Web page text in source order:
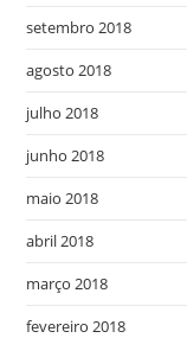
setembro 2018
agosto 2018
julho 2018
junho 2018
maio 2018
abril 2018
março 2018
fevereiro 2018